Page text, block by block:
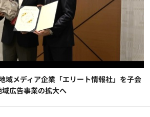
域メディア企業「エリート情報社」を子会
広告事業の拡大へ